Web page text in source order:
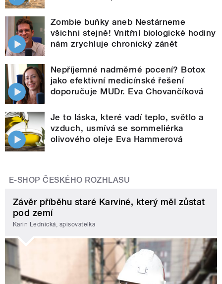
Zombie buňky aneb Nestárneme
všichni stejně! Vnitřní biologické hodiny
nám zrychluje chronický zánět
Nepříjemné nadměrné pocení? Botox
jako efektivní medicínské řešení
doporučuje MUDr. Eva Chovančíková
Je to láska, které vadí teplo, světlo a
vzduch, usmívá se sommeliérka
olivového oleje Eva Hammerová
E-SHOP ČESKÉHO ROZHLASU
Závěr příběhu staré Karviné, který měl zůstat
pod zemí
Karin Lednická, spisovatelka